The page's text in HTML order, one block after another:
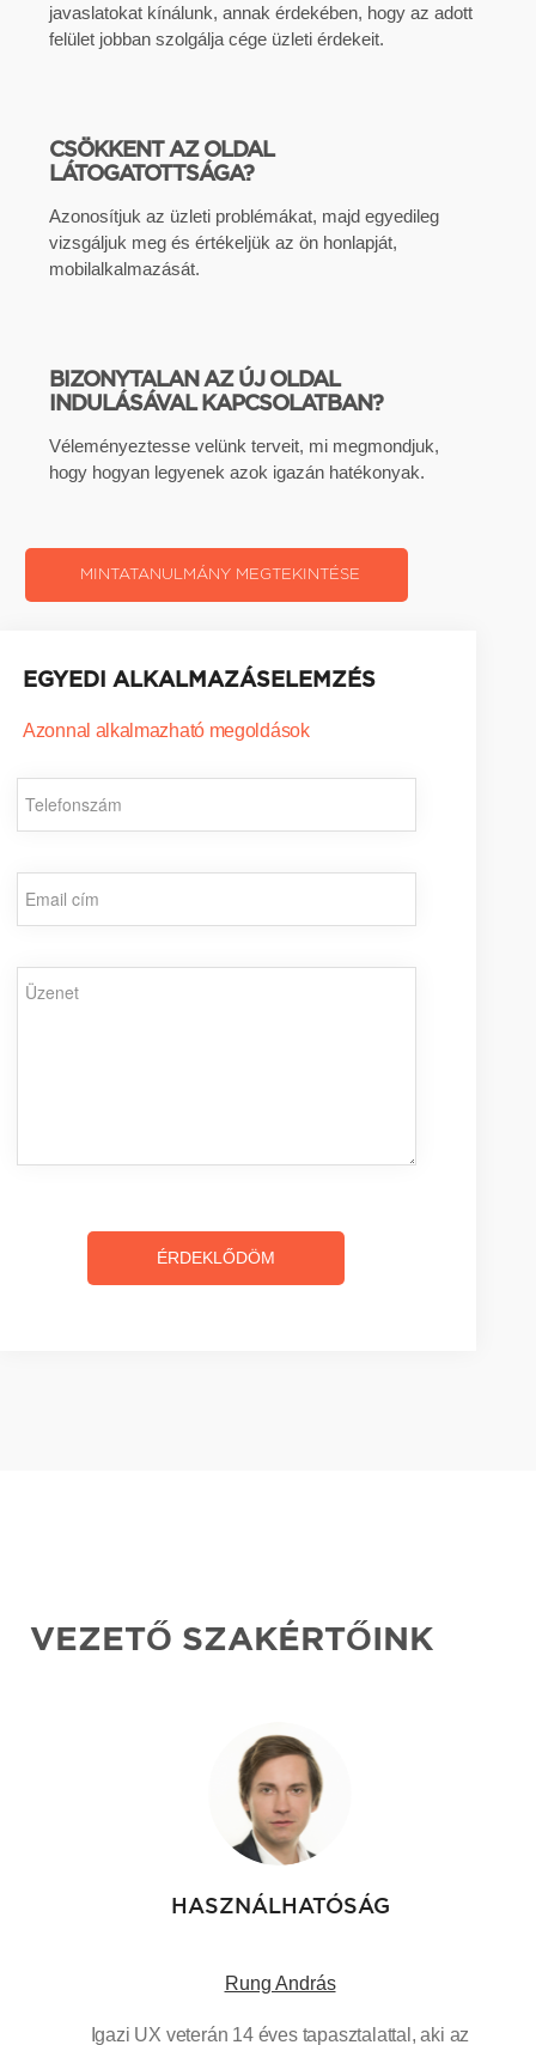
javaslatokat kínálunk, annak érdekében, hogy az adott
felület jobban szolgálja cége üzleti érdekeit.
CSÖKKENT AZ OLDAL
LÁTOGATOTTSÁGA?
Azonosítjuk az üzleti problémákat, majd egyedileg
vizsgáljuk meg és értékeljük az ön honlapját,
mobilalkalmazását.
BIZONYTALAN AZ ÚJ OLDAL
INDULÁSÁVAL KAPCSOLATBAN?
Véleményeztesse velünk terveit, mi megmondjuk,
hogy hogyan legyenek azok igazán hatékonyak.
EGYEDI ALKALMAZÁSELEMZÉS
Azonnal alkalmazható megoldások
VEZETŐ SZAKÉRTŐINK
HASZNÁLHATÓSÁG
Rung András
Igazi UX veterán 14 éves tapasztalattal, aki az